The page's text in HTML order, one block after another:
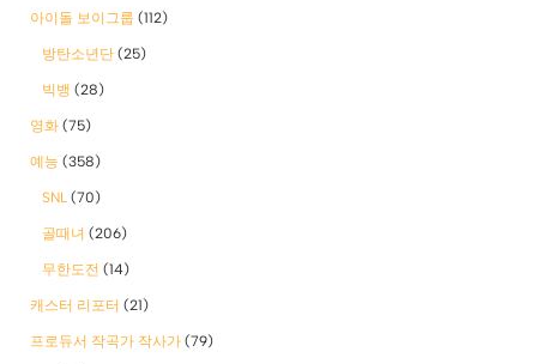
아이돌 보이그룹 (112)
방탄소년단 (25)
빅뱅 (28)
영화 (75)
예능 (358)
SNL (70)
골때녀 (206)
무한도전 (14)
캐스터 리포터 (21)
프로듀서 작곡가 작사가 (79)